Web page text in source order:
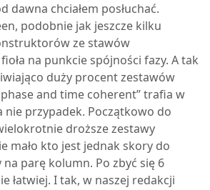
dawna chciałem posłuchać.
podobnie jak jeszcze kilku
ze stawów
na punkcie spójności fazy. A tak
duży procent zestawów
and time coherent” trafia w
nie przypadek. Początkowo do
droższe zestawy
mało kto jest jednak skory do
parę kolumn. Po zbyć się 6
łatwiej. I tak, w naszej redakcji